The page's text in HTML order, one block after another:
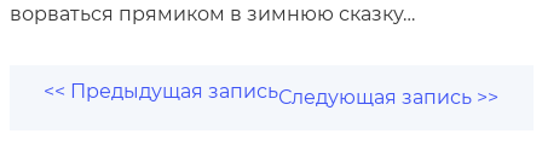
ворваться прямиком в зимнюю сказку…
<< Предыдущая записьСледующая запись >>